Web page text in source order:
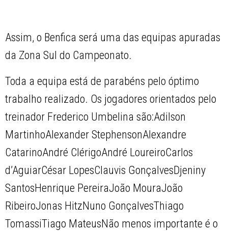
Assim, o Benfica será uma das equipas apuradas
da Zona Sul do Campeonato.
Toda a equipa está de parabéns pelo óptimo
trabalho realizado. Os jogadores orientados pelo
treinador Frederico Umbelina são:Adilson
MartinhoAlexander StephensonAlexandre
CatarinoAndré ClérigoAndré LoureiroCarlos
d’AguiarCésar LopesClauvis GonçalvesDjeniny
SantosHenrique PereiraJoão MouraJoão
RibeiroJonas HitzNuno GonçalvesThiago
TomassiTiago MateusNão menos importante é o